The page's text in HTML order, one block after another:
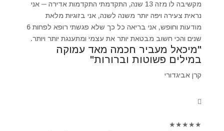
מקשיבה לו מזה 13 שנה, התקדמתי התקדמות אדירה ─ אני
נראית צעירה ויפה יותר משנה לשנה, אני בזוגיות מלאת
מודעות וחופש, אני בריאה כל כך שלא פגשתי רופא לפחות 6
שנים והכי חשוב מבטאת יותר את עצמי ומתענגת יותר ויותר.
"מיכאל מעביר חכמה מאד עמוקה
במילים פשוטות וברורות"
קרן אביגדורי
★
★
★
★
★